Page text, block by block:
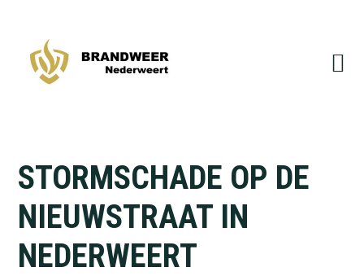
hoofdnavigatie
hoofd
STORMSCHADE OP DE
NIEUWSTRAAT IN
NEDERWEERT